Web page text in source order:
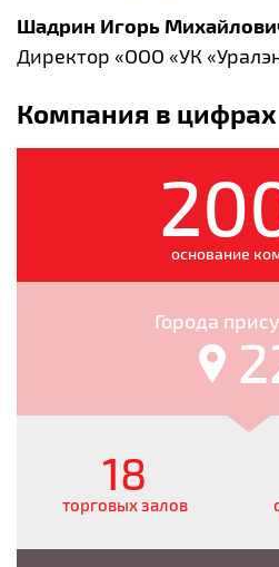
Шадрин Игорь
Директор «ООО «УК
Компания в цифрах
основание
Города
18
торговых залов